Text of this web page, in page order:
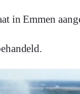
in Emmen